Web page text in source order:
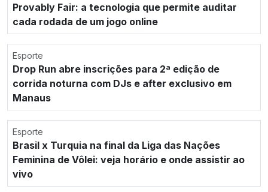
Provably Fair: a tecnologia que permite auditar
cada rodada de um jogo online
Esporte
Drop Run abre inscrições para 2ª edição de
corrida noturna com DJs e after exclusivo em
Manaus
Esporte
Brasil x Turquia na final da Liga das Nações
Feminina de Vôlei: veja horário e onde assistir ao
vivo